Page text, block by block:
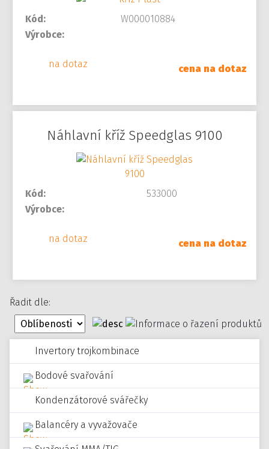
Invertory trojkombinace
Bodové svařování
Kondenzátorové svářečky
Balancéry a vyvažovače
Kód:
W000010884
Výrobce:
na dotaz cena na dotaz
Náhlavní kříž Speedglas 9100
Kód:
533000
Výrobce:
na dotaz cena na dotaz
Řadit dle: